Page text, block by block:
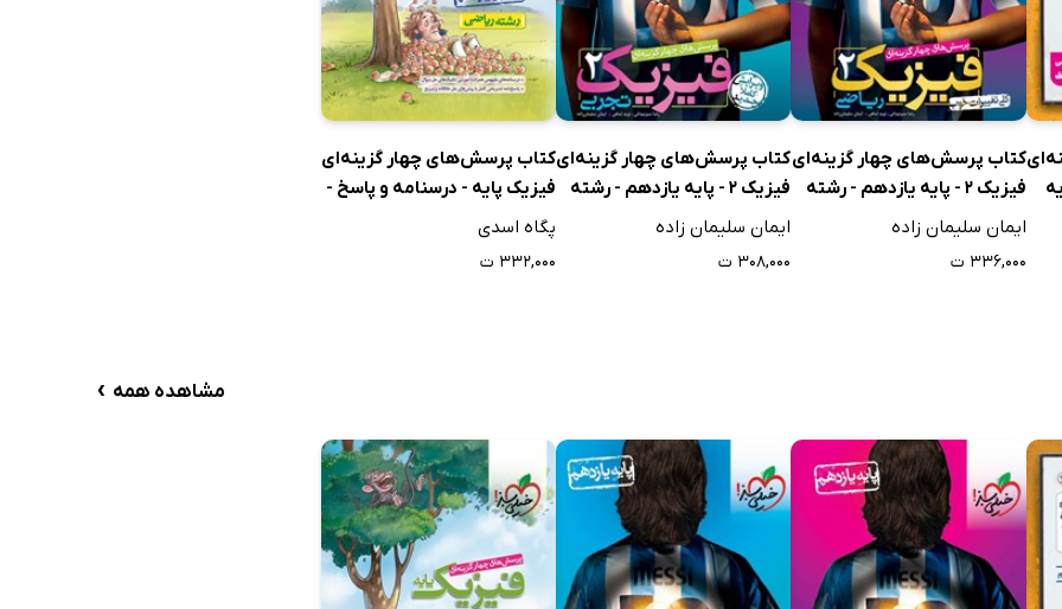
کتاب پرسش‌های چهار گزینه‌ای
فیزیک 2 - پایه یازدهم - رشته
ریاضی
ایمان سلیمان زاده
۳۳۶,۰۰۰ ت
کتاب پرسش‌های چهار گزینه‌ای
فیزیک 2 - پایه یازدهم - رشته
تجربی
ایمان سلیمان زاده
۳۰۸,۰۰۰ ت
کتاب پرسش‌های چهار گزینه‌ای
فیزیک پایه - درسنامه و پاسخ -
دهم و یازدهم - رشته ریاضی:
جلد دوم
پگاه اسدی
۳۳۲,۰۰۰ ت
مشاهده همه ›